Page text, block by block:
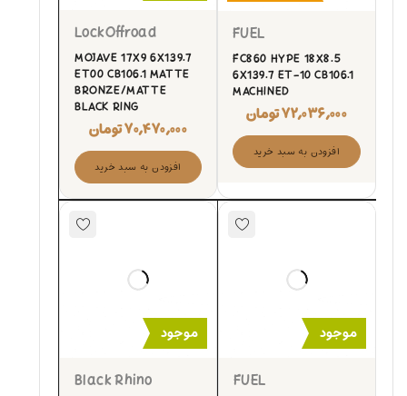
FUEL
FC860 HYPE 18X8.5
6X139.7 ET-10 CB106.1
MACHINED
۷۲,۰۳۶,۰۰۰تومان
افزودن به سبد خرید
LockOffroad
MOJAVE 17X9 6X139.7
ET00 CB106.1 MATTE
BRONZE/MATTE
BLACK RING
۷۰,۴۷۰,۰۰۰تومان
افزودن به سبد خرید
موجود
FUEL
موجود
Black Rhino